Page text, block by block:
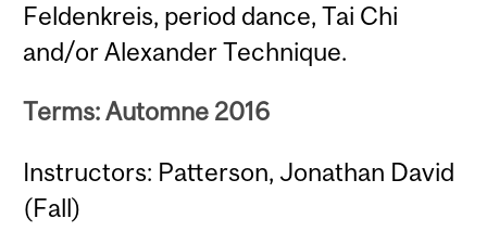
Feldenkreis, period dance, Tai Chi
and/or Alexander Technique.
Terms: Automne 2016
Instructors: Patterson, Jonathan David
(Fall)